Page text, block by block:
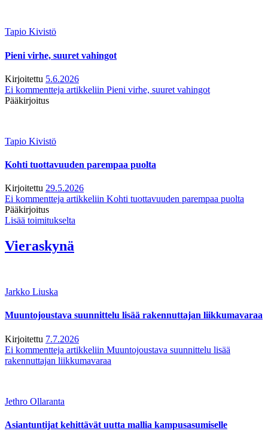
Tapio Kivistö
Pieni virhe, suuret vahingot
Kirjoitettu 5.6.2026
Ei kommentteja artikkeliin Pieni virhe, suuret vahingot
Pääkirjoitus
Tapio Kivistö
Kohti tuottavuuden parempaa puolta
Kirjoitettu 29.5.2026
Ei kommentteja artikkeliin Kohti tuottavuuden parempaa puolta
Pääkirjoitus
Lisää toimitukselta
Vieraskynä
Jarkko Liuska
Muuntojoustava suunnittelu lisää rakennuttajan liikkumavaraa
Kirjoitettu 7.7.2026
Ei kommentteja artikkeliin Muuntojoustava suunnittelu lisää
rakennuttajan liikkumavaraa
Jethro Ollaranta
Asiantuntijat kehittävät uutta mallia kampusasumiselle